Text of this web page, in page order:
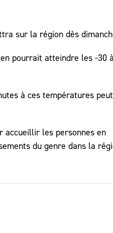
sur la région dès
pourrait atteindre les -30
à ces températures peut
accueillir les personnes en
du genre dans la